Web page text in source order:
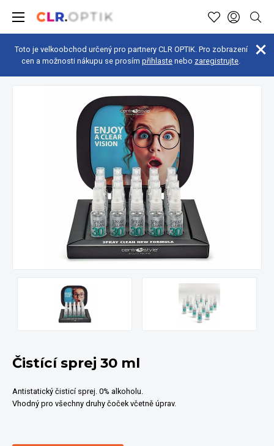
Toto je velkoobchod určený pro partnery CLR OPTIK. Pro zobrazení
cen a možnosti nákupu se prosím přihlaste nebo zaregistrujte.
Doplňky Spreje
Čistící sprej 30 ml
Antistatický čisticí sprej. 0% alkoholu.
Vhodný pro všechny druhy čoček včetně úprav.